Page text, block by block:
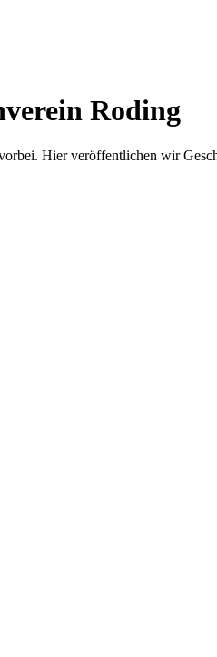
Roding
Hier veröffentlichen wir